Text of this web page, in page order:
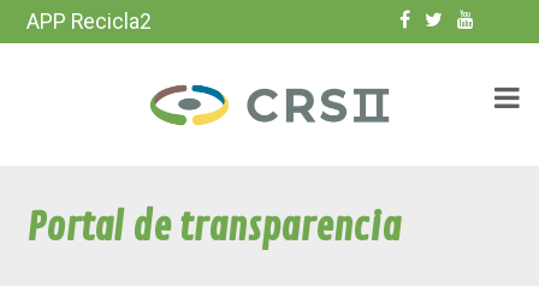
APP Recicla2
Portal de transparencia